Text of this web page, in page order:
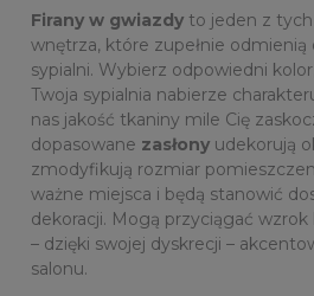
Firany w gwiazdy to jeden z
wnętrza, które zupełnie odmienią
sypialni. Wybierz odpowiedni
Twoja sypialnia nabierze
nas jakość tkaniny mile Cię
dopasowane zasłony udekorują
zmodyfikują rozmiar
ważne miejsca i będą stanowić
dekoracji. Mogą przyciągać
– dzięki swojej dyskrecji –
salonu.